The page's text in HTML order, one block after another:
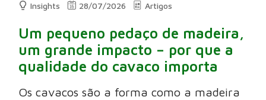
Insights 28/07/2026 Artigos
Um pequeno pedaço de madeira,
um grande impacto – por que a
qualidade do cavaco importa
Os cavacos são a forma como a madeira